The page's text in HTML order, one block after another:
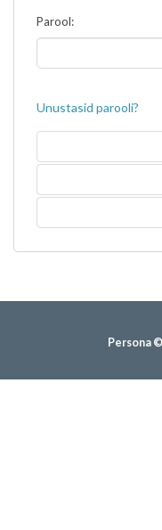
Parool:
Unustasid parooli?
Persona